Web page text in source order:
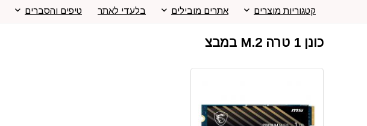
קטגוריות מוצרים אתרים מובילים בלעדי לאתר טיפים והסברים
כונן 1 טרה M.2 במבצ